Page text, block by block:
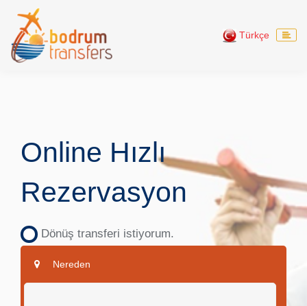
Türkçe
Online Hızlı
Rezervasyon
Dönüş transferi istiyorum.
Nereden